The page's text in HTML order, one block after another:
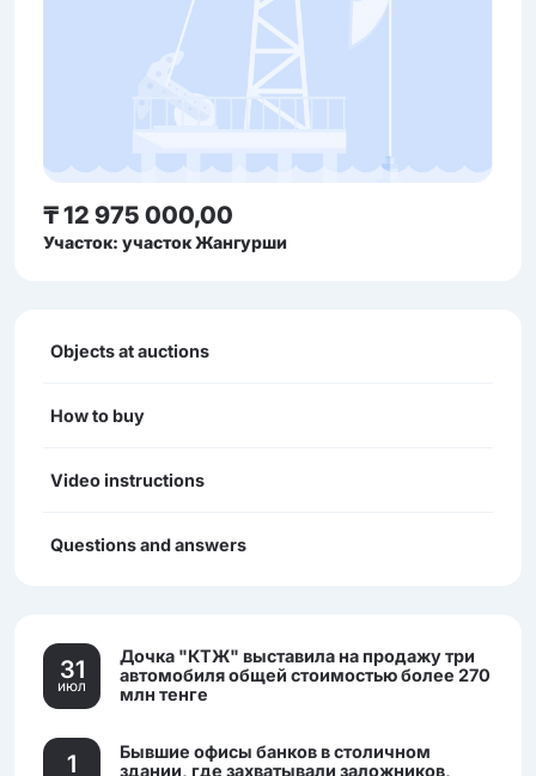
₸ 12 975 000,00
Участок: участок Жангурши
Objects at auctions
How to buy
Video instructions
Questions and answers
31
июл
Дочка "КТЖ" выставила на продажу три
автомобиля общей стоимостью более 270
млн тенге
1
Бывшие офисы банков в столичном
здании, где захватывали заложников,